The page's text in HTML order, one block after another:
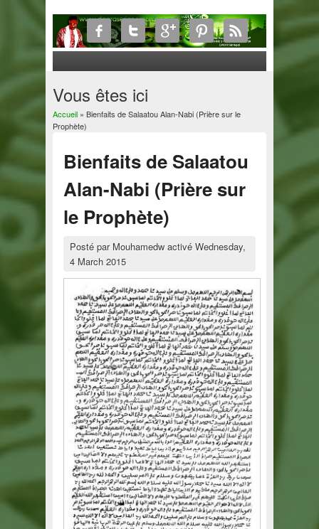
Vous êtes ici
Accueil» Bienfaits de Salaatou Alan-Nabi (Prière sur le
Prophète)
Bienfaits de Salaatou
Alan-Nabi (Prière sur
le Prophète)
Posté par Mouhamedwactivé Wednesday,
4 March 2015